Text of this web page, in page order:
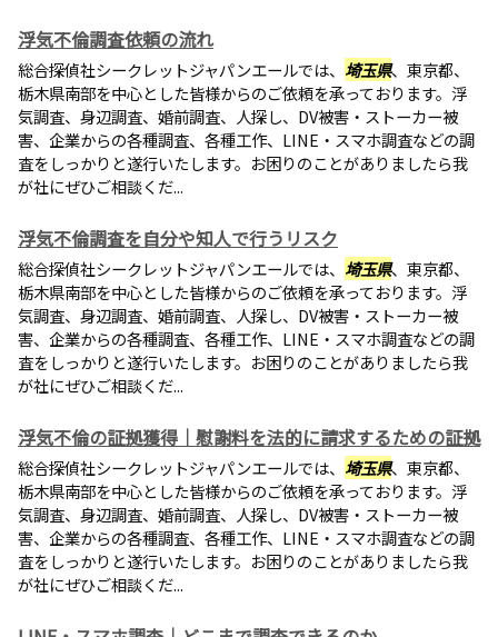
浮気不倫調査依頼の流れ
総合探偵社シークレットジャパンエールでは、 埼玉県、東京都、
栃木県南部を中心とした皆様からのご依頼を承っております。浮
気調査、身辺調査、婚前調査、人探し、DV被害・ストーカー被
害、企業からの各種調査、各種工作、LINE・スマホ調査などの調
査をしっかりと遂行いたします。お困りのことがありましたら我
が社にぜひご相談くだ...
浮気不倫調査を自分や知人で行うリスク
総合探偵社シークレットジャパンエールでは、 埼玉県、東京都、
栃木県南部を中心とした皆様からのご依頼を承っております。浮
気調査、身辺調査、婚前調査、人探し、DV被害・ストーカー被
害、企業からの各種調査、各種工作、LINE・スマホ調査などの調
査をしっかりと遂行いたします。お困りのことがありましたら我
が社にぜひご相談くだ...
浮気不倫の証拠獲得｜慰謝料を法的に請求するための証拠
総合探偵社シークレットジャパンエールでは、 埼玉県、東京都、
栃木県南部を中心とした皆様からのご依頼を承っております。浮
気調査、身辺調査、婚前調査、人探し、DV被害・ストーカー被
害、企業からの各種調査、各種工作、LINE・スマホ調査などの調
査をしっかりと遂行いたします。お困りのことがありましたら我
が社にぜひご相談くだ...